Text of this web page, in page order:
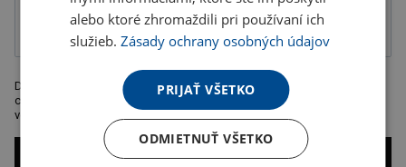
balenia
Drevené guľôčkové pero, čierna náplň, rozmer O 0,9 x 14,5
cm.Odporúčaná technológia potlače: tampónová tlač B. Maximálna
veľkosť potlače: 40 x 6 mm.
alebo ktoré zhromaždili pri používaní ich
služieb.Zásady ochrany osobných údajov
PRIJAŤ VŠETKO
ODMIETNUŤ VŠETKO